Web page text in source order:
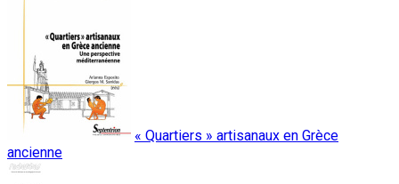
« Quartiers » artisanaux en Grèce
ancienne